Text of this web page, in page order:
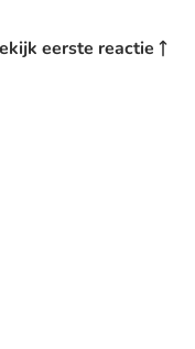
eerste reactie